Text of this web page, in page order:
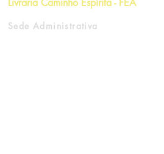
Livraria Caminho Espírita - FEA
Sede Administrativa